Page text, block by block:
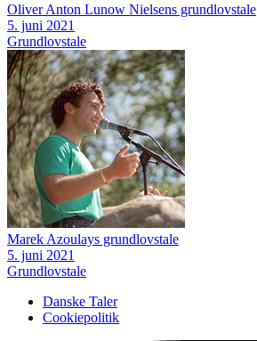
Oliver Anton Lunow Nielsens grundlovstale
5. juni 2021
Grundlovstale
Marek Azoulays grundlovstale
5. juni 2021
Grundlovstale
Danske Taler
Cookiepolitik